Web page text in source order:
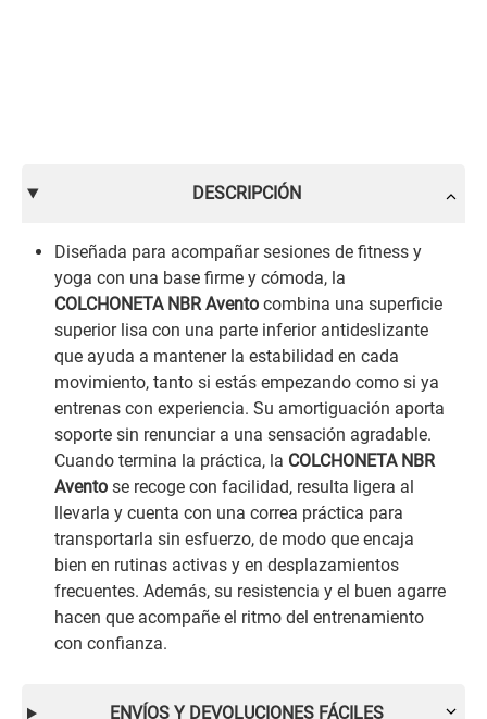
DESCRIPCIÓN
Diseñada para acompañar sesiones de fitness y
yoga con una base firme y cómoda, la
COLCHONETA NBR Avento combina una superficie
superior lisa con una parte inferior antideslizante
que ayuda a mantener la estabilidad en cada
movimiento, tanto si estás empezando como si ya
entrenas con experiencia. Su amortiguación aporta
soporte sin renunciar a una sensación agradable.
Cuando termina la práctica, la COLCHONETA NBR
Avento se recoge con facilidad, resulta ligera al
llevarla y cuenta con una correa práctica para
transportarla sin esfuerzo, de modo que encaja
bien en rutinas activas y en desplazamientos
frecuentes. Además, su resistencia y el buen agarre
hacen que acompañe el ritmo del entrenamiento
con confianza.
ENVÍOS Y DEVOLUCIONES FÁCILES